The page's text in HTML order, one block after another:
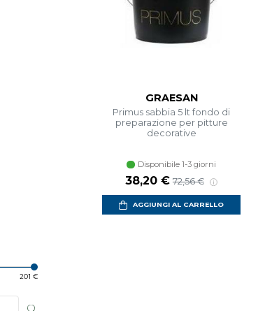
201 €
GRAESAN
Primus sabbia 5 lt fondo di
preparazione per pitture
decorative
Disponibile 1-3 giorni
38,20 € 72,56 €
AGGIUNGI AL CARRELLO